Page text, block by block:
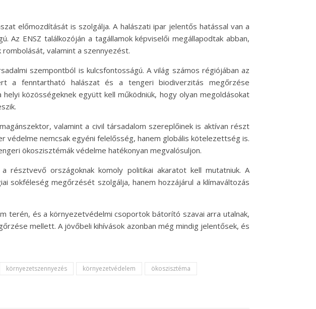
előmozdítását is szolgálja. A halászati ipar jelentős hatással van a
ENSZ találkozóján a tagállamok képviselői megállapodtak abban,
valamint a szennyezést.
szempontból is kulcsfontosságú. A világ számos régiójában az
a fenntartható halászat és a tengeri biodiverzitás megőrzése
közösségeknek együtt kell működniük, hogy olyan megoldásokat
valamint a civil társadalom szereplőinek is aktívan részt
nemcsak egyéni felelősség, hanem globális kötelezettség is.
ökoszisztémák védelme hatékonyan megvalósuljon.
résztvevő országoknak komoly politikai akaratot kell mutatniuk. A
sokféleség megőrzését szolgálja, hanem hozzájárul a klímaváltozás
terén, és a környezetvédelmi csoportok bátorító szavai arra utalnak,
mellett. A jövőbeli kihívások azonban még mindig jelentősek, és
környezetszennyezés környezetvédelem
ökoszisztéma